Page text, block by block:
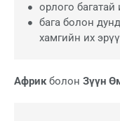
орлого багатай
бага болон
хамгийн их
Африкболон Зүүн